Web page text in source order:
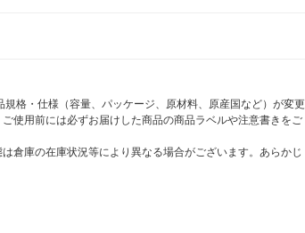
格・仕様（容量、パッケージ、原材料、原産国など）が変更
使用前には必ずお届けした商品の商品ラベルや注意書きをご
倉庫の在庫状況等により異なる場合がございます。あらかじ